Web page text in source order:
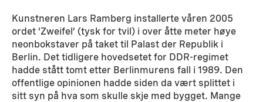
Kunstneren Lars Ramberg installerte våren 2005
ordet ‘Zweifel’ (tysk for tvil) i over åtte meter høye
neonbokstaver på taket til Palast der Republik i
Berlin. Det tidligere hovedsetet for DDR-regimet
hadde stått tomt etter Berlinmurens fall i 1989. Den
offentlige opinionen hadde siden da vært splittet i
sitt syn på hva som skulle skje med bygget. Mange